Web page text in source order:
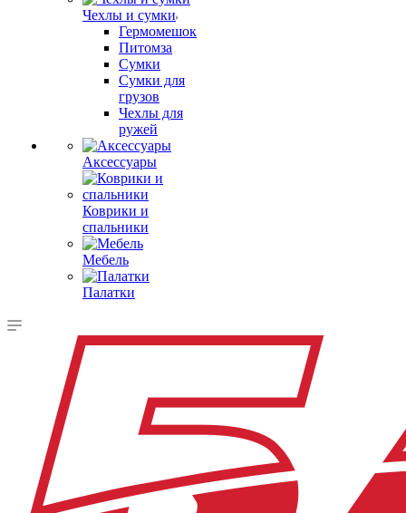
Чехлы и сумки
Гермомешок
Питомза
Сумки
Сумки для
грузов
Чехлы для
ружей
Аксессуары
Коврики и
спальники
Мебель
Палатки